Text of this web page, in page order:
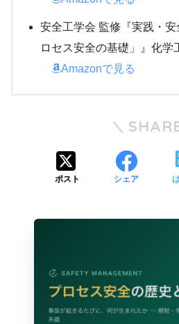
安全工学会 監修『実践・
ロセス安全の基礎」』化学
Amazonで見る
ポスト シェア